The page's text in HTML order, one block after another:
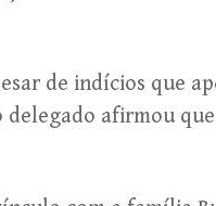
de indícios que
afirmou que